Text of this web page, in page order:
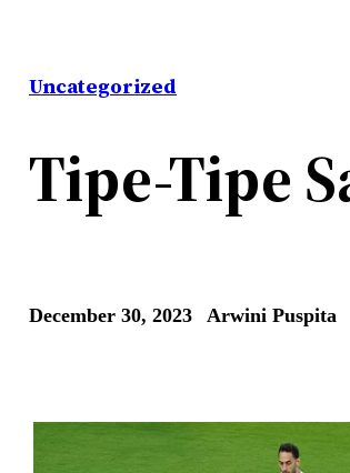
Uncategorized
Tipe-Tipe
December 30, 2023 Arwini Puspita